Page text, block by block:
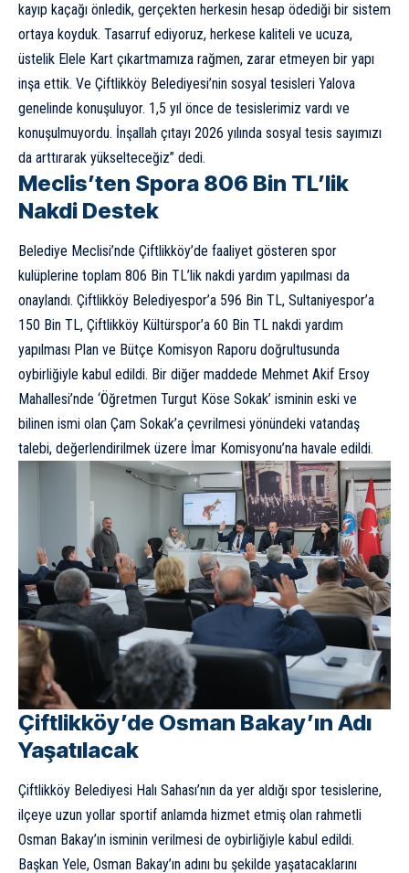
kayıp kaçağı önledik, gerçekten herkesin hesap ödediği bir sistem
ortaya koyduk. Tasarruf ediyoruz, herkese kaliteli ve ucuza,
üstelik Elele Kart çıkartmamıza rağmen, zarar etmeyen bir yapı
inşa ettik. Ve Çiftlikköy Belediyesi’nin sosyal tesisleri Yalova
genelinde konuşuluyor. 1,5 yıl önce de tesislerimiz vardı ve
konuşulmuyordu. İnşallah çıtayı 2026 yılında sosyal tesis sayımızı
da arttırarak yükselteceğiz” dedi.
Meclis’ten Spora 806 Bin TL’lik
Nakdi Destek
Belediye Meclisi’nde Çiftlikköy’de faaliyet gösteren spor
kulüplerine toplam 806 Bin TL’lik nakdi yardım yapılması da
onaylandı. Çiftlikköy Belediyespor’a 596 Bin TL, Sultaniyespor’a
150 Bin TL, Çiftlikköy Kültürspor’a 60 Bin TL nakdi yardım
yapılması Plan ve Bütçe Komisyon Raporu doğrultusunda
oybirliğiyle kabul edildi. Bir diğer maddede Mehmet Akif Ersoy
Mahallesi’nde ‘Öğretmen Turgut Köse Sokak’ isminin eski ve
bilinen ismi olan Çam Sokak’a çevrilmesi yönündeki vatandaş
talebi, değerlendirilmek üzere İmar Komisyonu’na havale edildi.
Çiftlikköy’de Osman Bakay’ın Adı
Yaşatılacak
Çiftlikköy Belediyesi Halı Sahası’nın da yer aldığı spor tesislerine,
ilçeye uzun yollar sportif anlamda hizmet etmiş olan rahmetli
Osman Bakay’ın isminin verilmesi de oybirliğiyle kabul edildi.
Başkan Yele, Osman Bakay’ın adını bu şekilde yaşatacaklarını